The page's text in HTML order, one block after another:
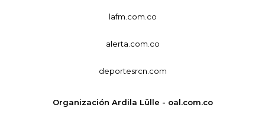
lafm.com.co
alerta.com.co
deportesrcn.com
Organización Ardila Lülle - oal.com.co